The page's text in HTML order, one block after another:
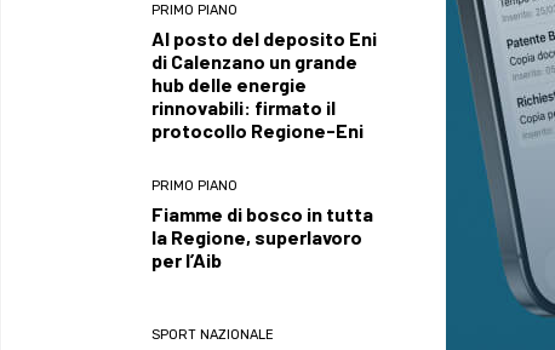
PRIMO PIANO
Al posto del deposito Eni
di Calenzano un grande
hub delle energie
rinnovabili: firmato il
protocollo Regione-Eni
PRIMO PIANO
Fiamme di bosco in tutta
la Regione, superlavoro
per l’Aib
SPORT NAZIONALE